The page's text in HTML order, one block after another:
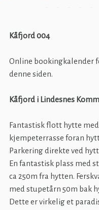
Kåfjord 004
Online bookingkalender
denne siden.
Kåfjord i Lindesnes
Fantastisk flott hytte
kjempeterrasse foran
Parkering direkte ved
En fantastisk plass med
ca 250m fra hytten.
med stupetårn 50m bak
Dette er virkelig et